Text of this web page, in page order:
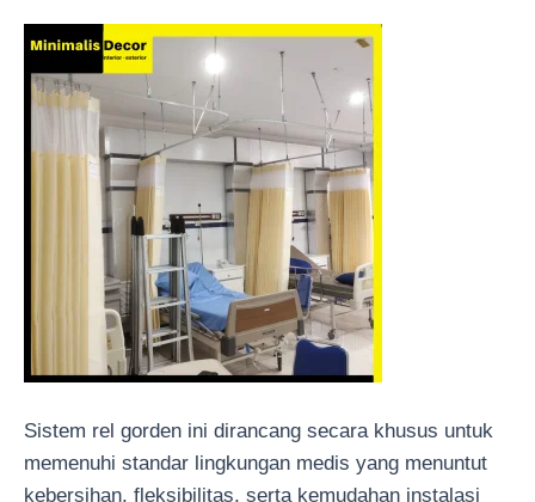
Sistem rel gorden ini dirancang secara khusus untuk
memenuhi standar lingkungan medis yang menuntut
kebersihan, fleksibilitas, serta kemudahan instalasi